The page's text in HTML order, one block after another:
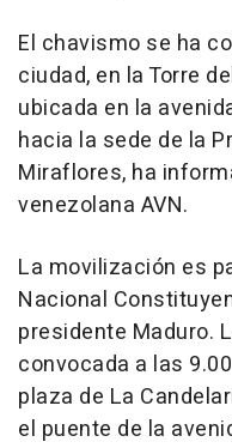
El chavismo se ha
ciudad, en la Torre
ubicada en la
hacia la sede de la
Miraflores, ha
venezolana AVN.
La movilización es
Nacional
presidente Maduro.
convocada a las
plaza de La
el puente de la